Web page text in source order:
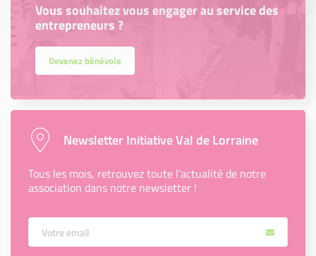
Vous souhaitez vous engager au service des
entrepreneurs ?
Devenez bénévole
Newsletter Initiative Val de Lorraine
Tous les mois, retrouvez toute l’actualité de notre
association dans notre newsletter !
Votre Email